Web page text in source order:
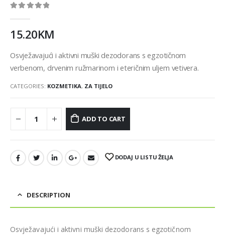
15.20KM
Osvježavajući i aktivni muški dezodorans s egzotičnom
verbenom, drvenim ružmarinom i eteričnim uljem vetivera.
CATEGORIES: KOZMETIKA, ZA TIJELO
ADD TO CART
DODAJ U LISTU ŽELJA
DESCRIPTION
Osvježavajući i aktivni muški dezodorans s egzotičnom